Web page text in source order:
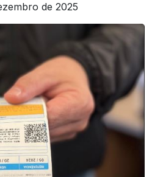
de 2025